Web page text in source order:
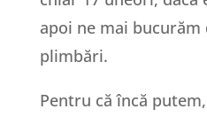
apoi ne mai bucurăm
plimbări.
Pentru că încă